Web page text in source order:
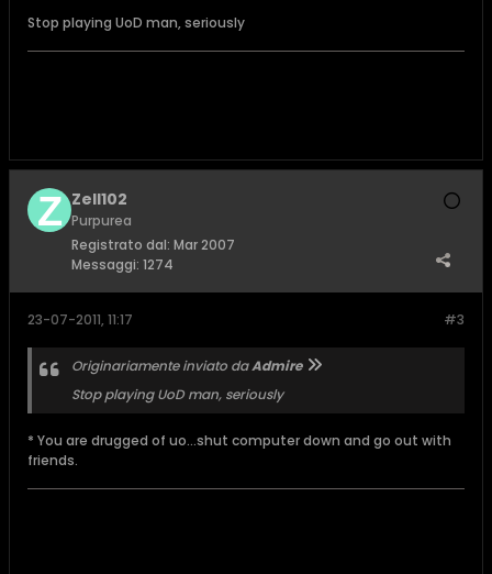
Stop playing UoD man, seriously
Zell102
Purpurea
Registrato dal: Mar 2007
Messaggi: 1274
#3
23-07-2011, 11:17
Originariamente inviato daAdmire
Stop playing UoD man, seriously
* You are drugged of uo...shut computer down and go out with
friends.